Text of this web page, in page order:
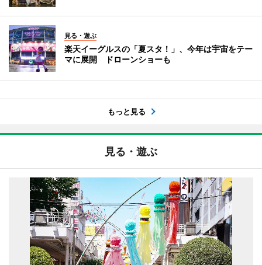
見る・遊ぶ
楽天イーグルスの「夏スタ！」、今年は宇宙をテー
マに展開 ドローンショーも
もっと見る
見る・遊ぶ